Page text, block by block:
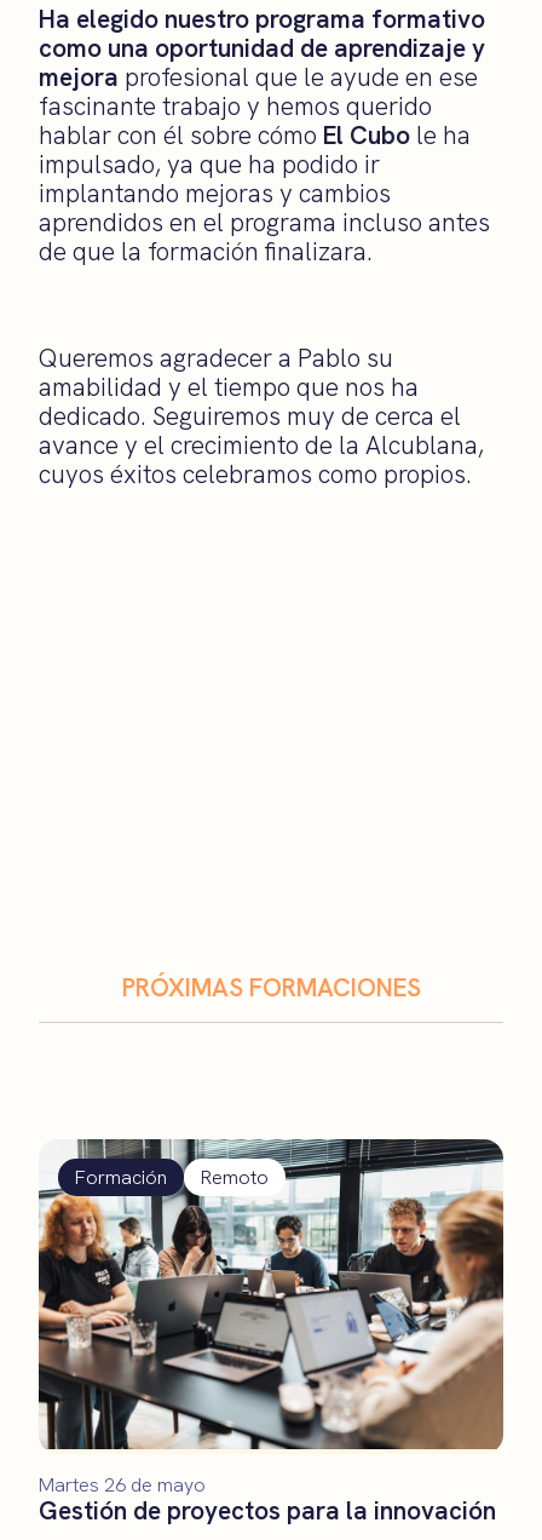
Ha elegido nuestro programa formativo
como una oportunidad de aprendizaje y
mejora profesional que le ayude en ese
fascinante trabajo y hemos querido
hablar con él sobre cómo El Cubo le ha
impulsado, ya que ha podido ir
implantando mejoras y cambios
aprendidos en el programa incluso antes
de que la formación finalizara.
Queremos agradecer a Pablo su
amabilidad y el tiempo que nos ha
dedicado. Seguiremos muy de cerca el
avance y el crecimiento de la Alcublana,
cuyos éxitos celebramos como propios.
PRÓXIMAS FORMACIONES
Formación Remoto
Gestión de proyectos para la innovación
Martes 26 de mayo